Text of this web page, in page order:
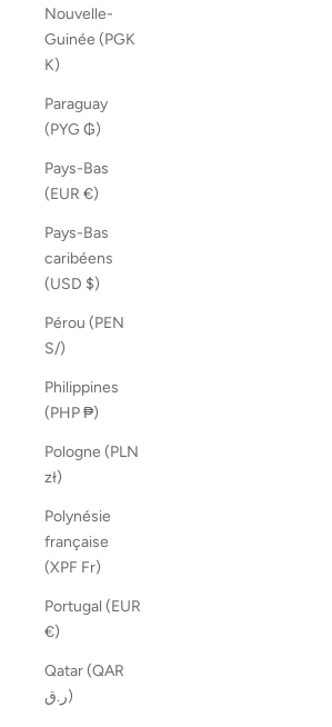
Nouvelle-
Guinée (PGK
K)
Paraguay
(PYG ₲)
Pays-Bas
(EUR €)
Pays-Bas
caribéens
(USD $)
Pérou (PEN
S/)
Philippines
(PHP ₱)
Pologne (PLN
zł)
Polynésie
française
(XPF Fr)
Portugal (EUR
€)
Qatar (QAR
ر.ق)